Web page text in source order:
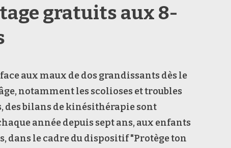
gratuits aux 8-
aux maux de dos grandissants dès le
notamment les scolioses et troubles
des bilans de kinésithérapie sont
année depuis sept ans, aux enfants
dans le cadre du dispositif "Protège ton